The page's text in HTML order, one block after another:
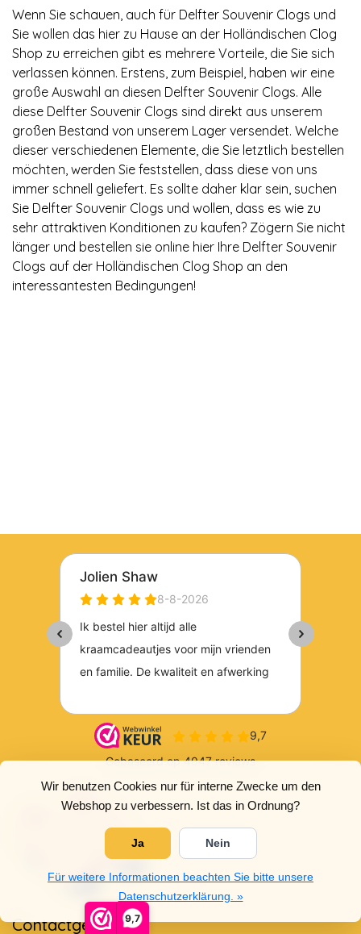
9,7
Wir benutzen Cookies nur für interne Zwecke um den
Webshop zu verbessern. Ist das in Ordnung?
Ja Nein
Für weitere Informationen beachten Sie bitte unsere
Datenschutzerklärung. »
Wenn Sie schauen, auch für Delfter Souvenir Clogs und
Sie wollen das hier zu Hause an der Holländischen Clog
Shop zu erreichen gibt es mehrere Vorteile, die Sie sich
verlassen können. Erstens, zum Beispiel, haben wir eine
große Auswahl an diesen Delfter Souvenir Clogs. Alle
diese Delfter Souvenir Clogs sind direkt aus unserem
großen Bestand von unserem Lager versendet. Welche
dieser verschiedenen Elemente, die Sie letztlich bestellen
möchten, werden Sie feststellen, dass diese von uns
immer schnell geliefert. Es sollte daher klar sein, suchen
Sie Delfter Souvenir Clogs und wollen, dass es wie zu
sehr attraktiven Konditionen zu kaufen? Zögern Sie nicht
länger und bestellen sie online hier Ihre Delfter Souvenir
Clogs auf der Holländischen Clog Shop an den
interessantesten Bedingungen!
Contactgegevens